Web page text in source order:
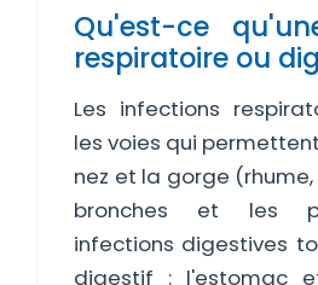
Qu'est-ce
respiratoire ou
Les infections
les voies qui
nez et la gorge
bronches et les
infections digestives
digestif : l'estomac